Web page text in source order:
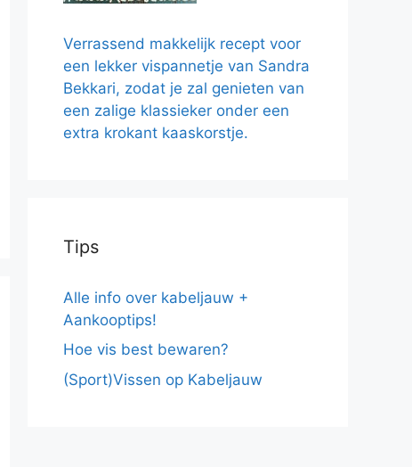
Verrassend makkelijk recept voor
een lekker vispannetje van Sandra
Bekkari, zodat je zal genieten van
een zalige klassieker onder een
extra krokant kaaskorstje.
Tips
Alle info over kabeljauw +
Aankooptips!
Hoe vis best bewaren?
(Sport)Vissen op Kabeljauw